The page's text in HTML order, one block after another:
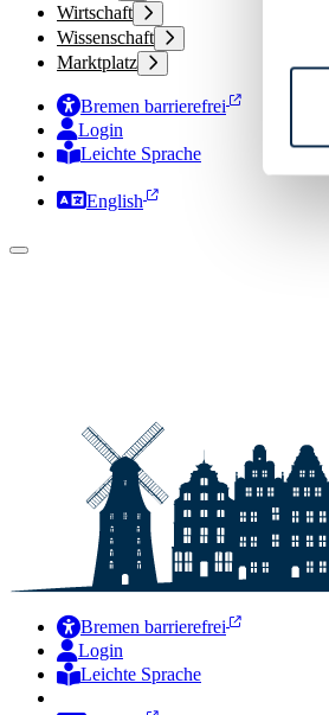
Wirtschaft
Wissenschaft
Marktplatz
Bremen barrierefrei
Login
Leichte Sprache
Zur Deutschen Gebärdensprache
English
Bremen barrierefrei
Login
Leichte Sprache